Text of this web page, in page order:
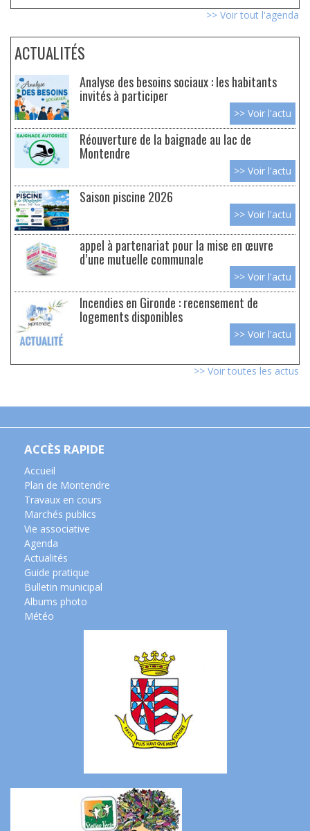
>> Voir tout l'agenda
ACTUALITÉS
Analyse des besoins sociaux : les habitants
invités à participer
>> Voir l'actu
Réouverture de la baignade au lac de
Montendre
>> Voir l'actu
Saison piscine 2026
>> Voir l'actu
appel à partenariat pour la mise en œuvre
d’une mutuelle communale
>> Voir l'actu
Incendies en Gironde : recensement de
logements disponibles
>> Voir l'actu
>> Voir toutes les actus
ACCÈS RAPIDE
Accueil
Plan de Montendre
Travaux en cours
Marchés publics
Vie associative
Agenda
Actualités
Guide pratique
Bulletin municipal
Albums photo
Météo